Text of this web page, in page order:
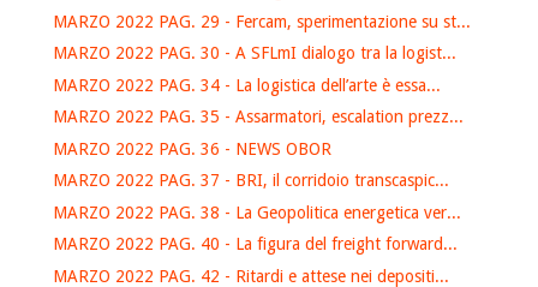
MARZO 2022 PAG. 29 - Fercam, sperimentazione su st...
MARZO 2022 PAG. 30 - A SFLmI dialogo tra la logist...
MARZO 2022 PAG. 34 - La logistica dell’arte è essa...
MARZO 2022 PAG. 35 - Assarmatori, escalation prezz...
MARZO 2022 PAG. 36 - NEWS OBOR
MARZO 2022 PAG. 37 - BRI, il corridoio transcaspic...
MARZO 2022 PAG. 38 - La Geopolitica energetica ver...
MARZO 2022 PAG. 40 - La figura del freight forward...
MARZO 2022 PAG. 42 - Ritardi e attese nei depositi...